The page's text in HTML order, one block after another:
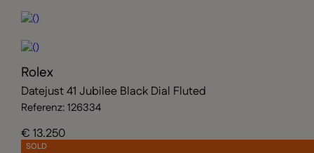
Rolex
Datejust 41 Jubilee Black Dial Fluted
Referenz: 126334
€ 13.250
SOLD